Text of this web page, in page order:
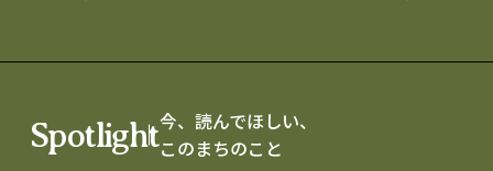
Spotlight今、読んでほしい、
このまちのこと